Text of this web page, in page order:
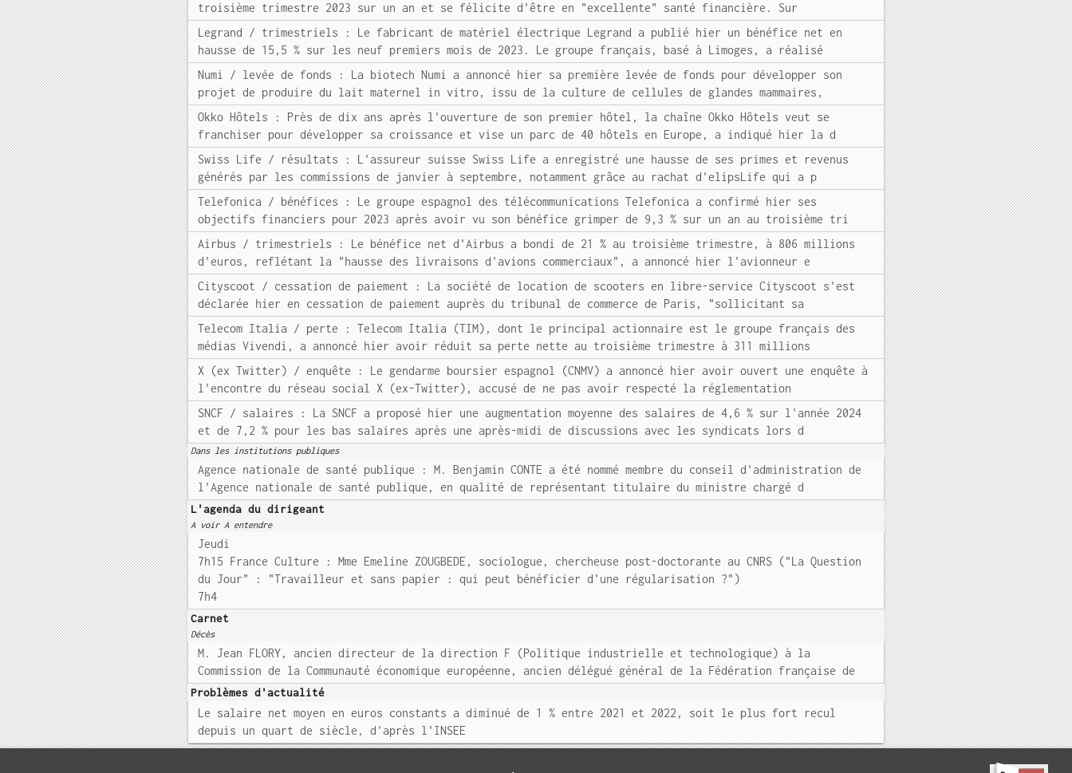
troisième trimestre 2023 sur un an et se félicite d'être en "excellente" santé financière. Sur
Legrand / trimestriels : Le fabricant de matériel électrique Legrand a publié hier un bénéfice net en
hausse de 15,5 % sur les neuf premiers mois de 2023. Le groupe français, basé à Limoges, a réalisé
Numi / levée de fonds : La biotech Numi a annoncé hier sa première levée de fonds pour développer son
projet de produire du lait maternel in vitro, issu de la culture de cellules de glandes mammaires,
Okko Hôtels : Près de dix ans après l'ouverture de son premier hôtel, la chaîne Okko Hôtels veut se
franchiser pour développer sa croissance et vise un parc de 40 hôtels en Europe, a indiqué hier la d
Swiss Life / résultats : L'assureur suisse Swiss Life a enregistré une hausse de ses primes et revenus
générés par les commissions de janvier à septembre, notamment grâce au rachat d'elipsLife qui a p
Telefonica / bénéfices : Le groupe espagnol des télécommunications Telefonica a confirmé hier ses
objectifs financiers pour 2023 après avoir vu son bénéfice grimper de 9,3 % sur un an au troisième tri
Airbus / trimestriels : Le bénéfice net d'Airbus a bondi de 21 % au troisième trimestre, à 806 millions
d'euros, reflétant la "hausse des livraisons d'avions commerciaux", a annoncé hier l'avionneur e
Cityscoot / cessation de paiement : La société de location de scooters en libre-service Cityscoot s'est
déclarée hier en cessation de paiement auprès du tribunal de commerce de Paris, "sollicitant sa
Telecom Italia / perte : Telecom Italia (TIM), dont le principal actionnaire est le groupe français des
médias Vivendi, a annoncé hier avoir réduit sa perte nette au troisième trimestre à 311 millions
X (ex Twitter) / enquête : Le gendarme boursier espagnol (CNMV) a annoncé hier avoir ouvert une enquête à
l'encontre du réseau social X (ex-Twitter), accusé de ne pas avoir respecté la réglementation
SNCF / salaires : La SNCF a proposé hier une augmentation moyenne des salaires de 4,6 % sur l'année 2024
et de 7,2 % pour les bas salaires après une après-midi de discussions avec les syndicats lors d
Dans les institutions publiques
Agence nationale de santé publique : M. Benjamin CONTE a été nommé membre du conseil d'administration de
l'Agence nationale de santé publique, en qualité de représentant titulaire du ministre chargé d
L'agenda du dirigeant
A voir A entendre
Jeudi
7h15 France Culture : Mme Emeline ZOUGBEDE, sociologue, chercheuse post-doctorante au CNRS ("La Question
du Jour" : "Travailleur et sans papier : qui peut bénéficier d'une régularisation ?")
7h4
Carnet
Décès
M. Jean FLORY, ancien directeur de la direction F (Politique industrielle et technologique) à la
Commission de la Communauté économique européenne, ancien délégué général de la Fédération française de
Problèmes d'actualité
Le salaire net moyen en euros constants a diminué de 1 % entre 2021 et 2022, soit le plus fort recul
depuis un quart de siècle, d'après l'INSEE